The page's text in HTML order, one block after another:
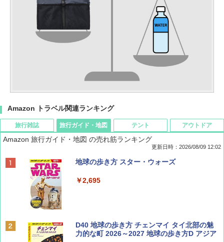
Amazon トラベル関連ランキング
旅行雑誌
BE-PAL(ビ-パル) 2026年 9 月号【特別付録:
ディズニーファン ２０２６年 ９月号 [雑
誌] (ＤＩＳＮＥＹ ＦＡＮ)
旅行ガイド・地図
Amazon 旅行ガイド・地図 の売れ筋ランキング
更新日時：2026/08/09 12:02
地球の歩き方 スター・ウォーズ
￥2,695
D40 地球の歩き方 チェンマイ タイ北部の魅
力的な町 2026～2027 地球の歩き方D アジア
テント アウトドア